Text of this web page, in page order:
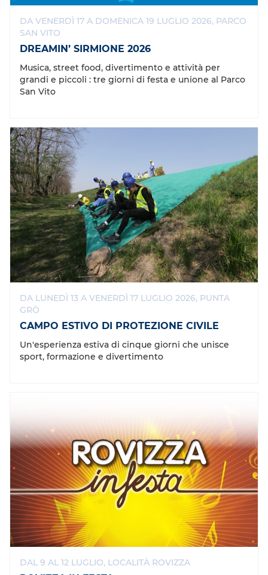
DA VENERDÌ 17 A DOMENICA 19 LUGLIO 2026, PARCO
SAN VITO
DREAMIN’ SIRMIONE 2026
Musica, street food, divertimento e attività per
grandi e piccoli : tre giorni di festa e unione al Parco
San Vito
DA LUNEDÌ 13 A VENERDÌ 17 LUGLIO 2026, PUNTA
GRÒ
CAMPO ESTIVO DI PROTEZIONE CIVILE
Un'esperienza estiva di cinque giorni che unisce
sport, formazione e divertimento
DAL 9 AL 12 LUGLIO, LOCALITÀ ROVIZZA